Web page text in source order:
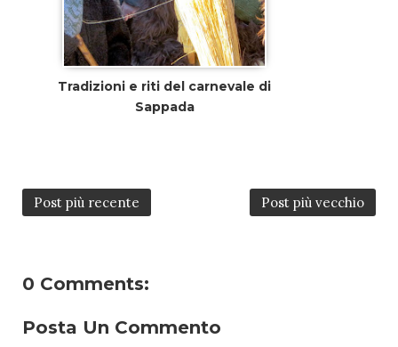
Tradizioni e riti del carnevale di
Sappada
Post più recente Post più vecchio
0 Comments:
Posta Un Commento